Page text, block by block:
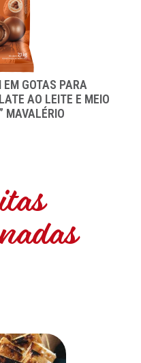
EM GOTAS PARA
AO LEITE E MEIO
MAVALÉRIO